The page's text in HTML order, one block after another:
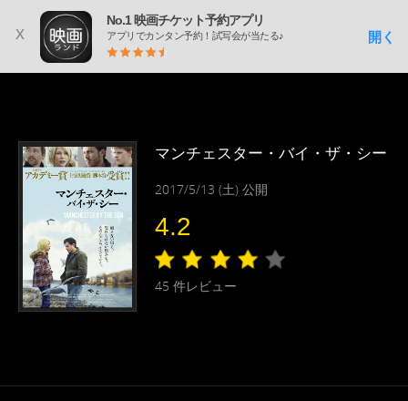
x
No.1 映画チケット予約アプリ
アプリでカンタン予約！試写会が当たる♪ 開く
マンチェスター・バイ・ザ・シー
2017/5/13 (土) 公開
4.2
45 件レビュー